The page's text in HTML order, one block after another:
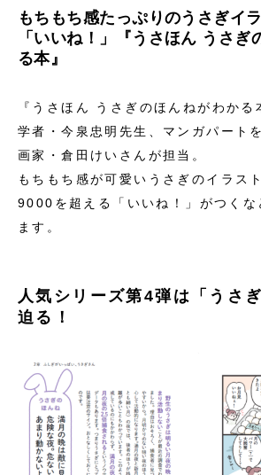
もちもち感たっぷりのうさぎイ
「いいね！」『うさほん うさぎ
る本』
『うさほん うさぎのほんねがわかる
学者・今泉忠明先生、マンガパート
画家・倉田けいさんが担当。
もちもち感が可愛いうさぎのイラス
9000を超える「いいね！」がつくな
ます。
人気シリーズ第4弾は「うさ
迫る！